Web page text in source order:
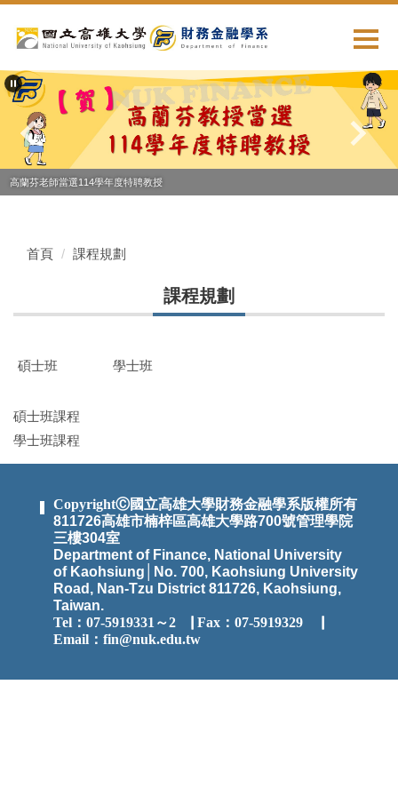
到
要
內
區
高蘭芬老師當選114學年度特聘教授
首頁 課程規劃
課程規劃
碩士班 學士班
碩士班課程
學士班課程
CopyrightⒸ國立高雄大學財務金融學系版權所有
811726高雄市楠梓區高雄大學路700號管理學院
三樓304室
Department of Finance, National University
of Kaohsiung│No. 700, Kaohsiung University
Road, Nan-Tzu District 811726, Kaohsiung,
Taiwan.
Tel：07-5919331～2
Fax：07-5919329 ▕
Email： fin@nuk.edu.tw